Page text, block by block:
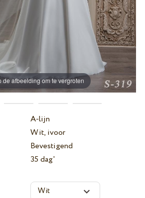
de afbeelding om te vergroten
A-lijn
Wit, ivoor
Bevestigend
35 dag'